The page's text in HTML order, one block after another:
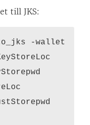
till JKS:
-wallet